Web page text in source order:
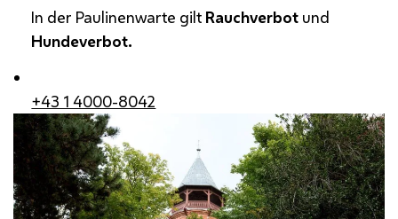
In der Paulinenwarte gilt Rauchverbot und
Hundeverbot.
+43 1 4000-8042